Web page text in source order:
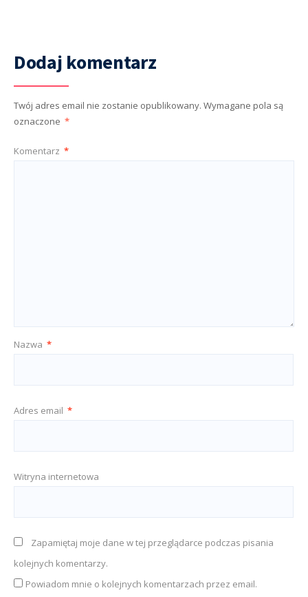
Dodaj komentarz
Twój adres email nie zostanie opublikowany. Wymagane pola są
oznaczone *
Komentarz *
Nazwa *
Adres email *
Witryna internetowa
Zapamiętaj moje dane w tej przeglądarce podczas pisania
kolejnych komentarzy.
Powiadom mnie o kolejnych komentarzach przez email.